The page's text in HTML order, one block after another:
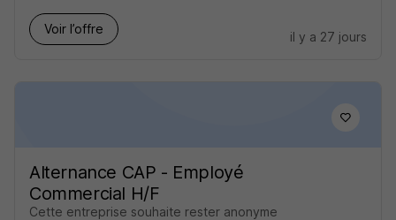
Voir l’offre
il y a 27 jours
Alternance CAP - Employé
Commercial H/F
Cette entreprise souhaite rester anonyme